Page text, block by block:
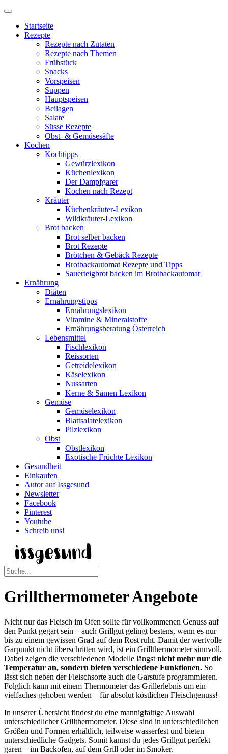
Startseite
Rezepte
Rezepte nach Zutaten
Rezepte nach Themen
Frühstück
Snacks
Vorspeisen
Suppen
Hauptspeisen
Beilagen
Salate
Süsse Rezepte
Obst- & Gemüsesäfte
Kochen
Kochtipps
Gewürzlexikon
Küchenlexikon
Der Dampfgarer
Kochen nach Rezept
Kräuter
Küchenkräuter-Lexikon
Wildkräuter-Lexikon
Brot backen
Brot selber backen
Brot Rezepte
Brötchen & Gebäck Rezepte
Brotbackautomat Rezepte und Tipps
Sauerteigbrot backen im Brotbackautomat
Ernährung
Diäten
Ernährungstipps
Ernährungslexikon
Vitamine & Mineralstoffe
Ernährungsberatung Österreich
Lebensmittel
Fischlexikon
Reissorten
Getreidelexikon
Käselexikon
Nussarten
Kerne & Samen Lexikon
Gemüse
Gemüselexikon
Blattsalatelexikon
Pilzlexikon
Obst
Obstlexikon
Exotische Früchte Lexikon
Gesundheit
Einkaufen
Autor auf Issgesund
Newsletter
Facebook
Pinterest
Youtube
Schreib uns!
Grillthermometer Angebote
Nicht nur das Fleisch im Ofen sollte für vollkommenen Genuss auf
den Punkt gegart sein – auch Grillgut gelingt bestens, wenn es nur
bis zu einem gewissen Grad auf dem Rost ruht. Damit der wertvolle
Garpunkt nicht überschritten wird, ist ein Grillthermometer sinnvoll.
Dabei zeigen die verschiedenen Modelle längst nicht mehr nur die
Temperatur an, sondern bieten verschiedene Funktionen. So
lässt sich neben der Fleischsorte auch die Garstufe programmieren.
Folglich kann mit einem Thermometer das Grillerlebnis um ein
vielfaches gehoben werden – für absolut köstlichen Fleischgenuss!
In unserer Übersicht findest du eine mannigfaltige Auswahl
unterschiedlicher Grillthermometer. Diese sind in unterschiedlichen
Größen und Formen erhältlich, teilweise wasserfest und bieten
unterschiedliche Gadgets. Somit kannst du jedes Grillgut perfekt
garen – im Backofen, auf dem Grill oder im Smoker.